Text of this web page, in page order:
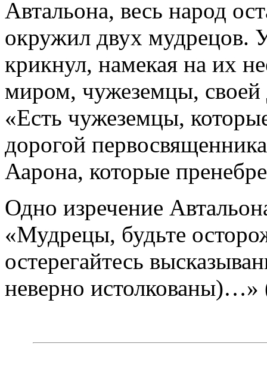
Автальона, весь народ
окружил двух мудрецов.
крикнул, намекая на их
миром, чужеземцы, своей
«Есть чужеземцы,
дорогой
Аарона, которые
Одно изречение
«Мудрецы, будьте
остерегайтесь
неверно истолкованы)…»